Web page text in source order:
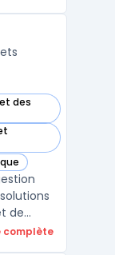
en
des
de
complète